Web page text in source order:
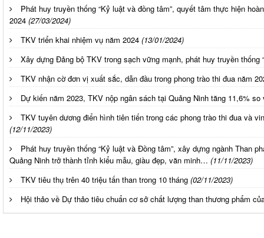
Phát huy truyền thống “Kỷ luật và đồng tâm”, quyết tâm thực hiện
2024 (27/03/2024)
TKV triển khai nhiệm vụ năm 2024 (13/01/2024)
Xây dựng Đảng bộ TKV trong sạch vững mạnh, phát huy truyền thống
TKV nhận cờ đơn vị xuất sắc, dẫn đầu trong phong trào thi đua năm
Dự kiến năm 2023, TKV nộp ngân sách tại Quảng Ninh tăng 11,6% so
TKV tuyên dương điển hình tiên tiến trong các phong trào thi đua và
(12/11/2023)
Phát huy truyền thống “Kỷ luật và Đồng tâm”, xây dựng ngành Than
Quảng Ninh trở thành tỉnh kiểu mẫu, giàu đẹp, văn minh… (11/11/2023)
TKV tiêu thụ trên 40 triệu tấn than trong 10 tháng (02/11/2023)
Hội thảo về Dự thảo tiêu chuẩn cơ sở chất lượng than thương phẩm